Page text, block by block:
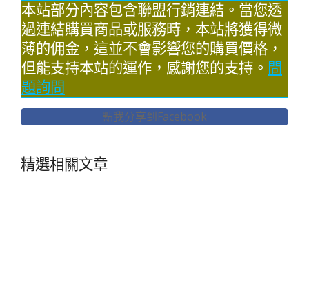
本站部分內容包含聯盟行銷連結。當您透
過連結購買商品或服務時，本站將獲得微
薄的佣金，這並不會影響您的購買價格，
但能支持本站的運作，感謝您的支持。 問
題詢問
點我分享到Facebook
精選相關文章